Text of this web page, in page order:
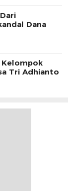
Dana
Kelompok
Tri Adhianto